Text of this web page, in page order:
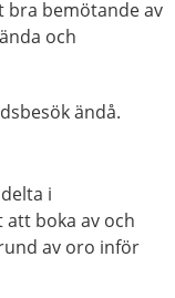
bra bemötande av
och
ändå.
i
boka av och
av oro inför